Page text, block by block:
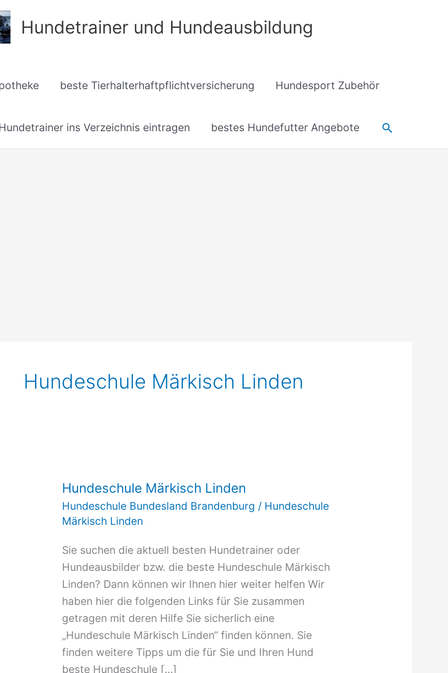
Hundetrainer und Hundeausbildung
beste Tierhalterhaftpflichtversicherung Hundesport Zubehör
ins Verzeichnis eintragen bestes Hundefutter Angebote Suchen
Hundeschule Märkisch Linden
Hundeschule Märkisch Linden
Hundeschule Bundesland Brandenburg / Hundeschule
Märkisch Linden
Sie suchen die aktuell besten Hundetrainer oder
Hundeausbilder bzw. die beste Hundeschule Märkisch
Linden? Dann können wir Ihnen hier weiter helfen Wir
haben hier die folgenden Links für Sie zusammen
getragen mit deren Hilfe Sie sicherlich eine
„Hundeschule Märkisch Linden“ finden können. Sie
finden weitere Tipps um die für Sie und Ihren Hund
beste Hundeschule […]